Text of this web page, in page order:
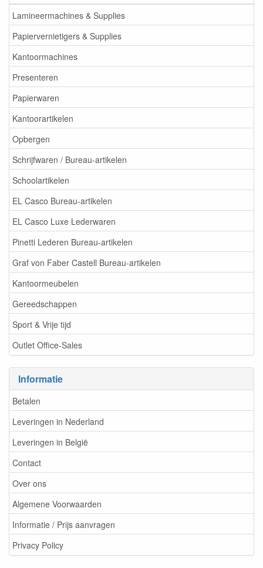
Lamineermachines & Supplies
Papiervernietigers & Supplies
Kantoormachines
Presenteren
Papierwaren
Kantoorartikelen
Opbergen
Schrijfwaren / Bureau-artikelen
Schoolartikelen
EL Casco Bureau-artikelen
EL Casco Luxe Lederwaren
Pinetti Lederen Bureau-artikelen
Graf von Faber Castell Bureau-artikelen
Kantoormeubelen
Gereedschappen
Sport & Vrije tijd
Outlet Office-Sales
Informatie
Betalen
Leveringen in Nederland
Leveringen in België
Contact
Over ons
Algemene Voorwaarden
Informatie / Prijs aanvragen
Privacy Policy